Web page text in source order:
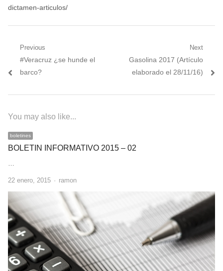
dictamen-articulos/
Navegación
de
Previous
Previous
post:
#Veracruz ¿se hunde el
barco?
Next
Next
post:
Gasolina 2017 (Artículo
elaborado el 28/11/16)
You may also like...
boletines
BOLETIN INFORMATIVO 2015 – 02
22 enero, 2015 Author
ramon